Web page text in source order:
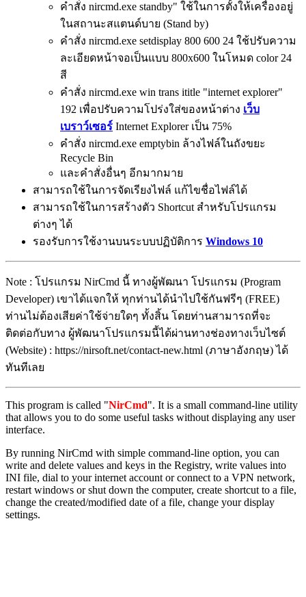
คำสั่ง nircmd.exe standby" ใช้ในการตั้งให้เครื่องอยู่
ในสถานะสแตนด์บาย (Stand by)
คำสั่ง nircmd.exe setdisplay 800 600 24 ใช้ปรับความ
ละเอียดหน้าจอเป็นแบบ 800x600 ในโหมด color 24
สี
คำสั่ง nircmd.exe win trans ititle "internet explorer"
192 เพื่อปรับความโปร่งใส่ของหน้าต่าง เว็บ
เบราว์เซอร์ Internet Explorer เป็น 75%
คำสั่ง nircmd.exe emptybin ล้างไฟล์ในถังขยะ
Recycle Bin
และคำสั่งอื่นๆ อีกมากมาย
สามารถใช้ในการจัดเรียงไฟล์ แก้ไขชื่อไฟล์ได้
สามารถใช้ในการสร้างตัว Shortcut สำหรับโปรแกรม
ต่างๆ ได้
รองรับการใช้งานบนระบบปฏิบัติการ Windows 10
Note : โปรแกรม NirCmd นี้ ทางผู้พัฒนา โปรแกรม (Program
Developer) เขาได้แจกให้ ทุกท่านได้นำไปใช้กันฟรีๆ (FREE)
ท่านไม่ต้องเสียค่าใช้จ่ายใดๆ ทั้งสิ้น โดยท่านสามารถที่จะ
ติดต่อกับทาง ผู้พัฒนาโปรแกรมนี้ได้ผ่านทางช่องทางเว็บไซต์
(Website) : https://nirsoft.net/contact-new.html (ภาษาอังกฤษ) ได้
ทันทีเลย
This program is called "NirCmd". It is a small command-line utility
that allows you to do some useful tasks without displaying any user
interface.
By running NirCmd with simple command-line option, you can
write and delete values and keys in the Registry, write values into
INI file, dial to your internet account or connect to a VPN network,
restart windows or shut down the computer, create shortcut to a file,
change the created/modified date of a file, change your display
settings.